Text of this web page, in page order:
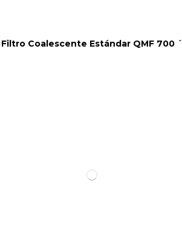
Filtro Coalescente Estándar QMF 700 ´